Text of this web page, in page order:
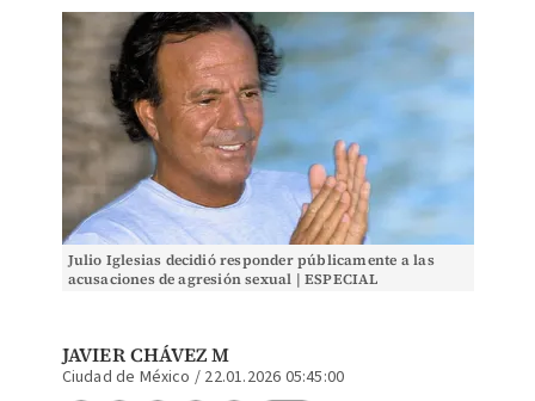
Julio Iglesias decidió responder públicamente a las
acusaciones de agresión sexual | ESPECIAL
JAVIER CHÁVEZ M
Ciudad de México / 22.01.2026 05:45:00